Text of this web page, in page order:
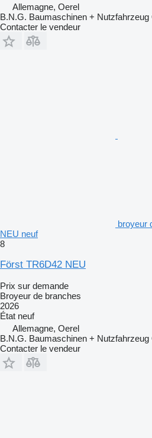
Allemagne, Oerel
B.N.G. Baumaschinen + Nutzfahrzeug
Contacter le vendeur
broyeur
NEU neuf
8
Först TR6D42 NEU
Prix sur demande
Broyeur de branches
2026
État neuf
Allemagne, Oerel
B.N.G. Baumaschinen + Nutzfahrzeug
Contacter le vendeur